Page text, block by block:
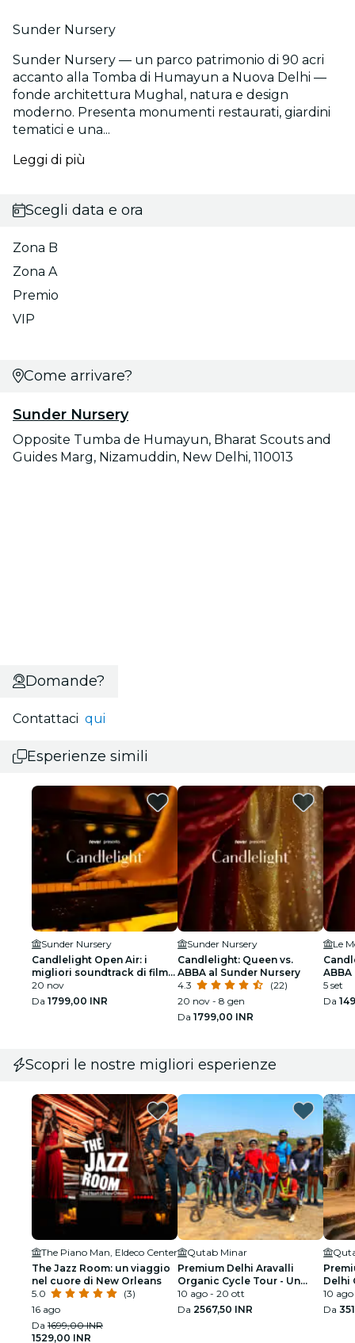
Sunder Nursery
Sunder Nursery — un parco patrimonio di 90 acri
accanto alla Tomba di Humayun a Nuova Delhi —
fonde architettura Mughal, natura e design
moderno. Presenta monumenti restaurati, giardini
tematici e una...
Leggi di più
Scegli data e ora
Zona B
Zona A
Premio
VIP
Come arrivare?
Sunder Nursery
Opposite Tumba de Humayun, Bharat Scouts and
Guides Marg, Nizamuddin, New Delhi, 110013
Domande?
Contattaci qui
Esperienze simili
Sunder Nursery
Candlelight Open Air: i
migliori soundtrack di film
presso Sunder Nursery
20 nov
Da 1799,00 INR
Sunder Nursery
Candlelight: Queen vs.
ABBA al Sunder Nursery
4.3
(22)
20 nov - 8 gen
Da 1799,00 INR
Le
5 set
Da
Scopri le nostre migliori esperienze
The Piano Man, Eldeco Center
The Jazz Room: un viaggio
nel cuore di New Orleans
5.0
(3)
16 ago
Da 1699,00 INR
1529,00 INR
Qutab Minar
Premium Delhi Aravalli
Organic Cycle Tour - Un
assaggio dell'India reale e
rurale
10 ago - 20 ott
Da 2567,50 INR
Delhi
10
Da